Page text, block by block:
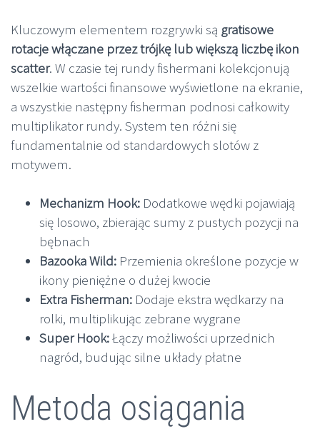
Kluczowym elementem rozgrywki są gratisowe
rotacje włączane przez trójkę lub większą liczbę ikon
scatter. W czasie tej rundy fishermani kolekcjonują
wszelkie wartości finansowe wyświetlone na ekranie,
a wszystkie następny fisherman podnosi całkowity
multiplikator rundy. System ten różni się
fundamentalnie od standardowych slotów z
motywem.
Mechanizm Hook: Dodatkowe wędki pojawiają
się losowo, zbierając sumy z pustych pozycji na
bębnach
Bazooka Wild: Przemienia określone pozycje w
ikony pieniężne o dużej kwocie
Extra Fisherman: Dodaje ekstra wędkarzy na
rolki, multiplikując zebrane wygrane
Super Hook:Łączy możliwości uprzednich
nagród, budując silne układy płatne
Metoda osiągania